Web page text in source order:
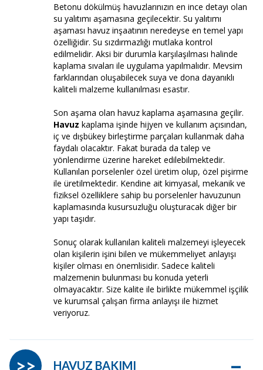
Betonu dökülmüş havuzlarınızın en ince detayı olan
su yalıtımı aşamasına geçilecektir. Su yalıtımı
aşaması havuz inşaatının neredeyse en temel yapı
özelliğidir. Su sızdırmazlığı mutlaka kontrol
edilmelidir. Aksi bir durumla karşılaşılması halinde
kaplama sıvaları ile uygulama yapılmalıdır. Mevsim
farklarından oluşabilecek suya ve dona dayanıklı
kaliteli malzeme kullanılması esastır.
Son aşama olan havuz kaplama aşamasına geçilir.
Havuz kaplama işinde hijyen ve kullanım açısından,
iç ve dışbükey birleştirme parçaları kullanmak daha
faydalı olacaktır. Fakat burada da talep ve
yönlendirme üzerine hareket edilebilmektedir.
Kullanılan porselenler özel üretim olup, özel pişirme
ile üretilmektedir. Kendine ait kimyasal, mekanik ve
fiziksel özelliklere sahip bu porselenler havuzunun
kaplamasında kusursuzluğu oluşturacak diğer bir
yapı taşıdır.
Sonuç olarak kullanılan kaliteli malzemeyi işleyecek
olan kişilerin işini bilen ve mükemmeliyet anlayışı
kişiler olması en önemlisidir. Sadece kaliteli
malzemenin bulunması bu konuda yeterli
olmayacaktır. Size kalite ile birlikte mükemmel işçilik
ve kurumsal çalışan firma anlayışı ile hizmet
veriyoruz.
HAVUZ BAKIMI
>>